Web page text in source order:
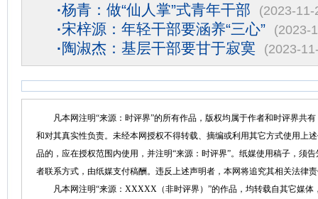
·杨青：做“仙人掌”式青年干部 (2023-11-
·宋梓源：年轻干部要涵养“三心” (2023-
·陶淑杰：基层干部要甘于寂寞 (2023-
凡本网注明“来源：时评界”的所有作品，版权均属于作者和时评界共有
和对其真实性负责。未经本网授权不得转载、摘编或利用其它方式使用上
品的，应在授权范围内使用，并注明“来源：时评界”。纸媒使用稿子，须
者联系方式，由纸媒支付稿酬。违反上述声明者，本网将追究其相关法律
凡本网注明“来源：XXXXX（非时评界）”的作品，均转载自其它媒体